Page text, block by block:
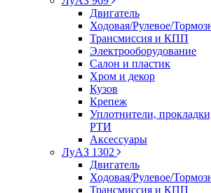
Двигатель
Ходовая/Рулевое/
Трансмиссия и КПП
Электрооборудование
Салон и пластик
Хром и декор
Кузов
Крепеж
Уплотнители,
РТИ
Аксессуары
ЛуАЗ 1302
Двигатель
Ходовая/Рулевое/
Трансмиссия и КПП